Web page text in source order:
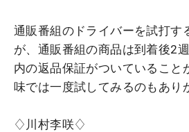
通販番組のドライバーを試打す
が、通販番組の商品は到着後2
内の返品保証がついていること
味では一度試してみるのもあり
♢川村李咲♢